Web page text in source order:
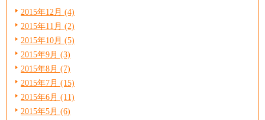
2015年12月 (4)
2015年11月 (2)
2015年10月 (5)
2015年9月 (3)
2015年8月 (7)
2015年7月 (15)
2015年6月 (11)
2015年5月 (6)